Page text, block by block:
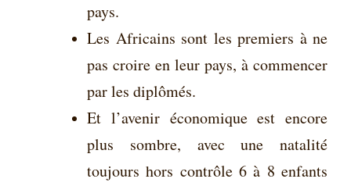
pays.
Les Africains sont les premiers à ne
pas croire en leur pays, à commencer
par les diplômés.
Et l’avenir économique est encore
plus sombre, avec une natalité
toujours hors contrôle 6 à 8 enfants